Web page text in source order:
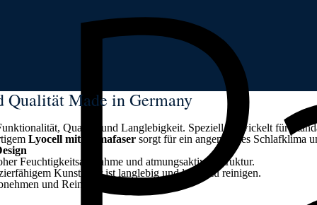
Qualität Made in Germany
Qualität und Langlebigkeit. Speziell entwickelt für
Lyocell mit Klimafaser sorgt für ein angenehmes Schlafklima
Feuchtigkeitsaufnahme und atmungsaktiver Struktur.
Kunstleder ist langlebig und leicht zu reinigen.
und Reinigen des Bezugs.